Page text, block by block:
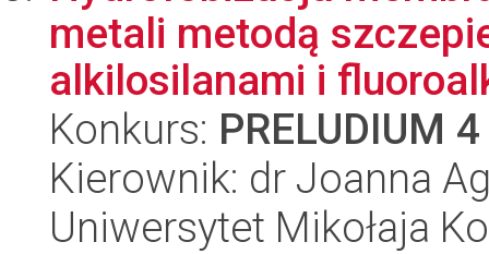
metali metodą
alkilosilanami i
Konkurs: PRELUDIUM 4
Kierownik: dr Joanna
Uniwersytet Mikołaja